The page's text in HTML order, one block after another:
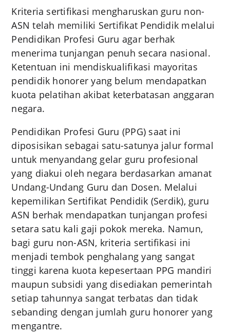
Kriteria sertifikasi mengharuskan guru non-
ASN telah memiliki Sertifikat Pendidik melalui
Pendidikan Profesi Guru agar berhak
menerima tunjangan penuh secara nasional.
Ketentuan ini mendiskualifikasi mayoritas
pendidik honorer yang belum mendapatkan
kuota pelatihan akibat keterbatasan anggaran
negara.
Pendidikan Profesi Guru (PPG) saat ini
diposisikan sebagai satu-satunya jalur formal
untuk menyandang gelar guru profesional
yang diakui oleh negara berdasarkan amanat
Undang-Undang Guru dan Dosen. Melalui
kepemilikan Sertifikat Pendidik (Serdik), guru
ASN berhak mendapatkan tunjangan profesi
setara satu kali gaji pokok mereka. Namun,
bagi guru non-ASN, kriteria sertifikasi ini
menjadi tembok penghalang yang sangat
tinggi karena kuota kepesertaan PPG mandiri
maupun subsidi yang disediakan pemerintah
setiap tahunnya sangat terbatas dan tidak
sebanding dengan jumlah guru honorer yang
mengantre.